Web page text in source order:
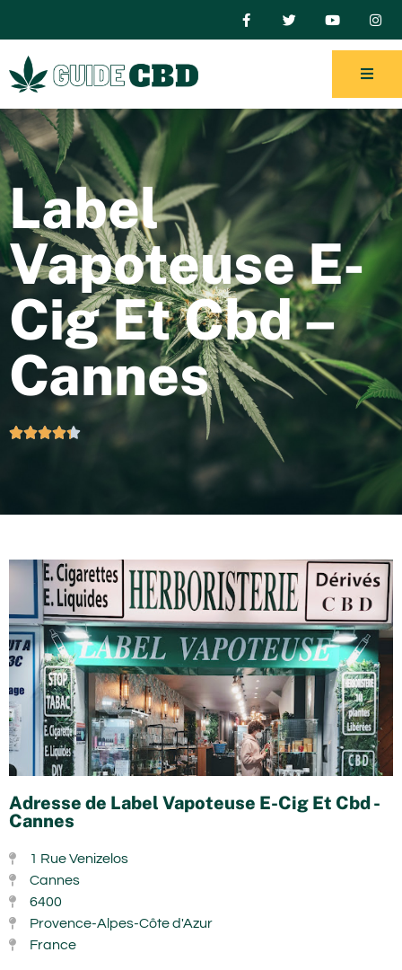
Label
Vapoteuse E-
Cig Et Cbd –
Cannes

Adresse de Label Vapoteuse E-Cig Et Cbd -
Cannes
1 Rue Venizelos
Cannes
6400
Provence-Alpes-Côte d'Azur
France